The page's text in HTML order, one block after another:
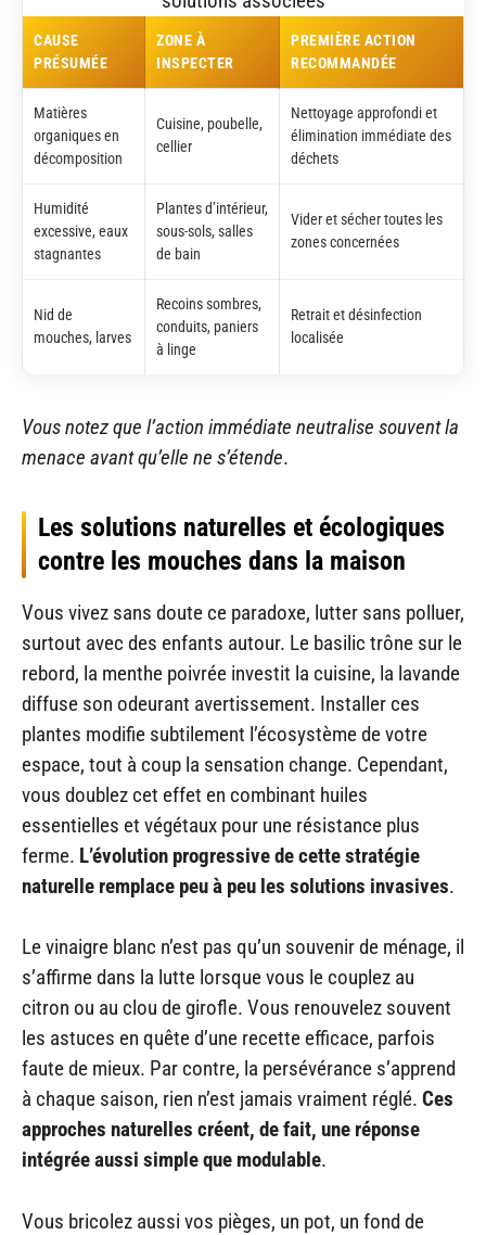
CAUSE
PRÉSUMÉE
ZONE À
INSPECTER
PREMIÈRE ACTION
RECOMMANDÉE
Matières
organiques en
décomposition
Cuisine, poubelle,
cellier
Nettoyage approfondi et
élimination immédiate des
déchets
Humidité
excessive, eaux
stagnantes
Plantes d’intérieur,
sous-sols, salles
de bain
Vider et sécher toutes les
zones concernées
Nid de
mouches, larves
Recoins sombres,
conduits, paniers
à linge
Retrait et désinfection
localisée
Vous notez que l’action immédiate neutralise souvent la
menace avant qu’elle ne s’étende.
Les solutions naturelles et écologiques
contre les mouches dans la maison
Vous vivez sans doute ce paradoxe, lutter sans polluer,
surtout avec des enfants autour. Le basilic trône sur le
rebord, la menthe poivrée investit la cuisine, la lavande
diffuse son odeurant avertissement. Installer ces
plantes modifie subtilement l’écosystème de votre
espace, tout à coup la sensation change. Cependant,
vous doublez cet effet en combinant huiles
essentielles et végétaux pour une résistance plus
ferme. L’évolution progressive de cette stratégie
naturelle remplace peu à peu les solutions invasives.
Le vinaigre blanc n’est pas qu’un souvenir de ménage, il
s’affirme dans la lutte lorsque vous le couplez au
citron ou au clou de girofle. Vous renouvelez souvent
les astuces en quête d’une recette efficace, parfois
faute de mieux. Par contre, la persévérance s’apprend
à chaque saison, rien n’est jamais vraiment réglé. Ces
approches naturelles créent, de fait, une réponse
intégrée aussi simple que modulable.
Vous bricolez aussi vos pièges, un pot, un fond de